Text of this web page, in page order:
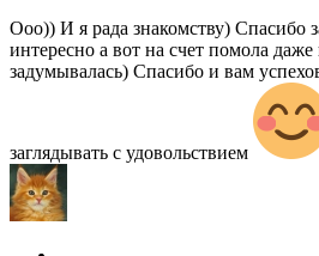
Ооо)) И я рада знакомству) Спасибо
интересно а вот на счет помола даже
задумывалась) Спасибо и вам
заглядывать с удовольствием